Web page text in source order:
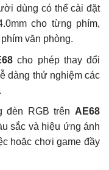
dùng có thể cài đặt
cho từng phím,
văn phòng.
cho phép thay đổi
dàng thử nghiệm các
đèn RGB trên AE68
sắc và hiệu ứng ánh
hoặc chơi game đầy